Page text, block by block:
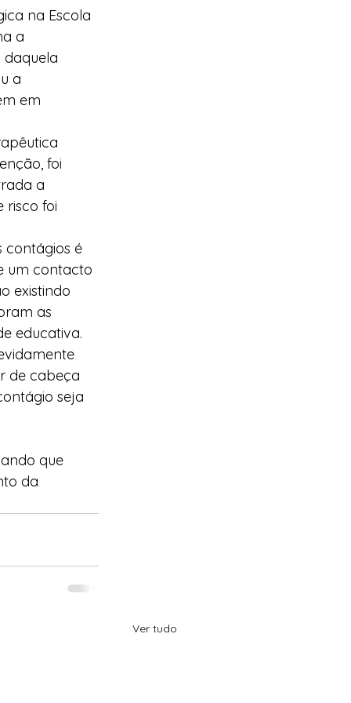
na Escola
a
daquela
a
em
foi
a
risco foi
contágios é
um contacto
existindo
as
educativa.
de cabeça
seja
que
da
Ver tudo